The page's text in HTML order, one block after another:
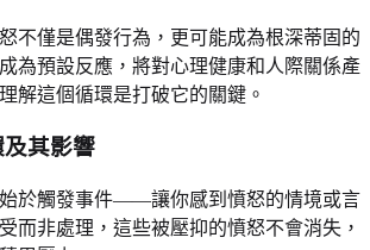
不僅是偶發行為，更可能成為根深蒂固的
為預設反應，將對心理健康和人際關係產
解這個循環是打破它的關鍵。
其影響
於觸發事件——讓你感到憤怒的情境或言
而非處理，這些被壓抑的憤怒不會消失，